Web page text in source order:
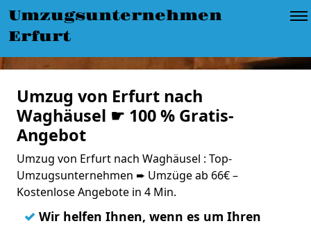
Umzugsunternehmen
Erfurt
Umzug von Erfurt nach
Waghäusel ☛ 100 % Gratis-
Angebot
Umzug von Erfurt nach Waghäusel : Top-
Umzugsunternehmen ➨ Umzüge ab 66€ –
Kostenlose Angebote in 4 Min.
✓ Wir helfen Ihnen, wenn es um Ihren